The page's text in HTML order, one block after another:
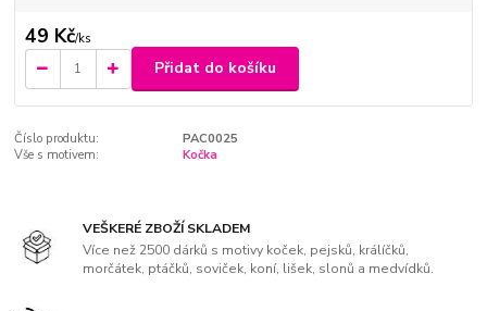
49 Kč/ks
Přidat do košíku
Číslo produktu:
PAC0025
Vše s motivem:
Kočka
VEŠKERÉ ZBOŽÍ SKLADEM
Více než 2500 dárků s motivy koček, pejsků, králíčků,
morčátek, ptáčků, soviček, koní, lišek, slonů a medvídků.